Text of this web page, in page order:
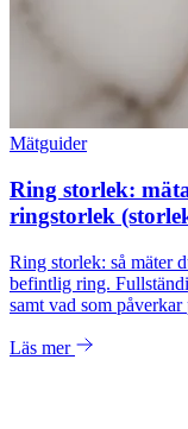
Mätguider
Ring storlek:
ringstorlek
Ring storlek: så mäter
befintlig ring.
samt vad som påverkar
Läs mer